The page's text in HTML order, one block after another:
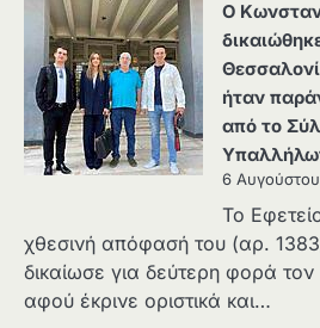
Ο
ήταν
από το
6
Το
χθεσινή απόφασή του (αρ.
δικαίωσε για δεύτερη φορά τον
αφού έκρινε οριστικά και…